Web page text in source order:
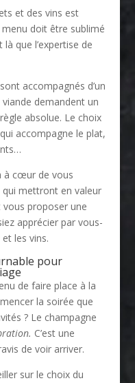
et des vins est
doit être sublimé
là que l’expertise de
accompagnés d’un
demandent un
absolue. Le choix
accompagne le plat,
à cœur de vous
mettront en valeur
proposer une
apprécier par vous-
et les vins.
pour
de faire place à la
la soirée que
? Le champagne
C’est une
de voir arriver.
sur le choix du